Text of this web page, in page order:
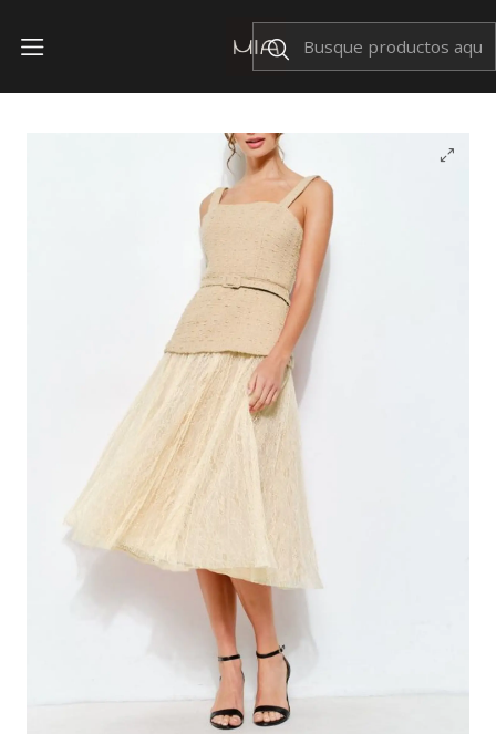
Envíos Nacionales $199
Vestido Pearl Beige